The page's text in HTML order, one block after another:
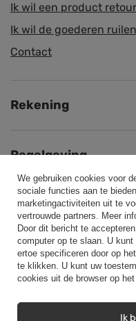
Ik wil een product
Ik wil de goederen ruilen
Contact
Rekening
Regelgeving
Helpen
Aansluiten
We gebruiken cookies voor
sociale functies aan te
marketingactiviteiten uit te
vertrouwde partners. Meer
Door dit bericht te
computer op te slaan. U
ertoe specificeren door op
te klikken. U kunt uw
cookies uit de browser op
Ik